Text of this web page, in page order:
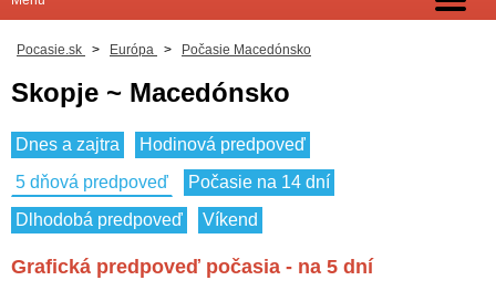
Pocasie.sk > Európa > Počasie Macedónsko
Skopje ~ Macedónsko
Dnes a zajtra
Hodinová predpoveď
5 dňová predpoveď
Počasie na 14 dní
Dlhodobá predpoveď
Víkend
Grafická predpoveď počasia - na 5 dní